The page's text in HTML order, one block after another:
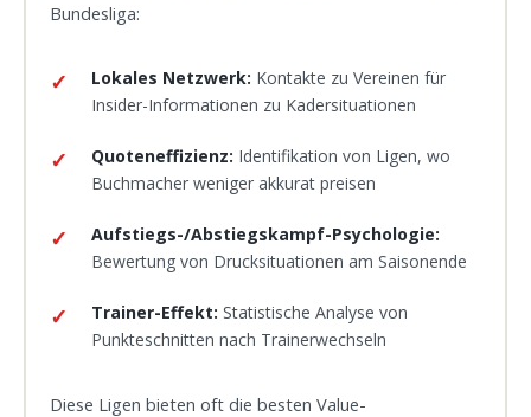
Bundesliga:
Lokales Netzwerk: Kontakte zu Vereinen für
Insider-Informationen zu Kadersituationen
Quoteneffizienz: Identifikation von Ligen, wo
Buchmacher weniger akkurat preisen
Aufstiegs-/Abstiegskampf-Psychologie:
Bewertung von Drucksituationen am Saisonende
Trainer-Effekt: Statistische Analyse von
Punkteschnitten nach Trainerwechseln
Diese Ligen bieten oft die besten Value-